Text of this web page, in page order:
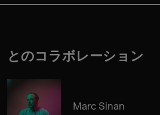
とのコラボレーション
Marc Sinan